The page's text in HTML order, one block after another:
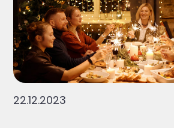
22.12.2023